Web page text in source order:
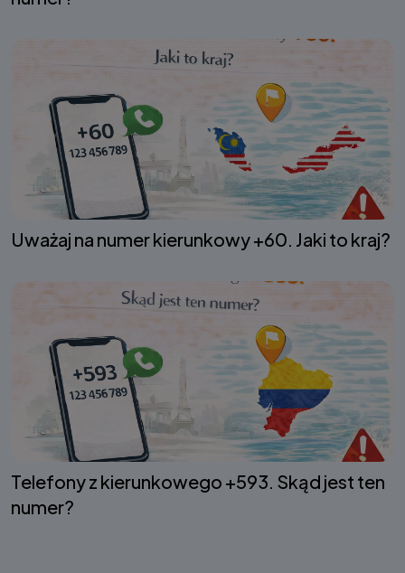
Uważaj na numer kierunkowy +60. Jaki to kraj?
Telefony z kierunkowego +593. Skąd jest ten
numer?